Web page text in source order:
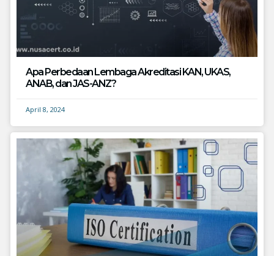
Apa Perbedaan Lembaga Akreditasi KAN, UKAS,
ANAB, dan JAS-ANZ?
April 8, 2024